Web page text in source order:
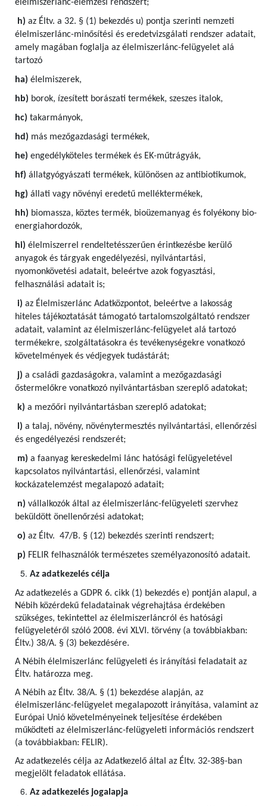
élelmiszerlánc-elemzési rendszert;
h) az Éltv. a 32. § (1) bekezdés u) pontja szerinti nemzeti
élelmiszerlánc-minősítési és eredetvizsgálati rendszer adatait,
amely magában foglalja az élelmiszerlánc-felügyelet alá
tartozó
ha) élelmiszerek,
hb) borok, ízesített borászati termékek, szeszes italok,
hc) takarmányok,
hd) más mezőgazdasági termékek,
he) engedélyköteles termékek és EK-műtrágyák,
hf) állatgyógyászati termékek, különösen az antibiotikumok,
hg) állati vagy növényi eredetű melléktermékek,
hh) biomassza, köztes termék, bioüzemanyag és folyékony bio-
energiahordozók,
hi) élelmiszerrel rendeltetésszerűen érintkezésbe kerülő
anyagok és tárgyak engedélyezési, nyilvántartási,
nyomonkövetési adatait, beleértve azok fogyasztási,
felhasználási adatait is;
i) az Élelmiszerlánc Adatközpontot, beleértve a lakosság
hiteles tájékoztatását támogató tartalomszolgáltató rendszer
adatait, valamint az élelmiszerlánc-felügyelet alá tartozó
termékekre, szolgáltatásokra és tevékenységekre vonatkozó
követelmények és védjegyek tudástárát;
j) a családi gazdaságokra, valamint a mezőgazdasági
őstermelőkre vonatkozó nyilvántartásban szereplő adatokat;
k) a mezőőri nyilvántartásban szereplő adatokat;
l) a talaj, növény, növénytermesztés nyilvántartási, ellenőrzési
és engedélyezési rendszerét;
m) a faanyag kereskedelmi lánc hatósági felügyeletével
kapcsolatos nyilvántartási, ellenőrzési, valamint
kockázatelemzést megalapozó adatait;
n) vállalkozók által az élelmiszerlánc-felügyeleti szervhez
beküldött önellenőrzési adatokat;
o) az Éltv. 47/B. § (12) bekezdés szerinti rendszert;
p) FELIR felhasználók természetes személyazonosító adatait.
Az adatkezelés célja
Az adatkezelés a GDPR 6. cikk (1) bekezdés e) pontján alapul, a
Nébih közérdekű feladatainak végrehajtása érdekében
szükséges, tekintettel az élelmiszerláncról és hatósági
felügyeletéről szóló 2008. évi XLVI. törvény (a továbbiakban:
Éltv.) 38/A. § (3) bekezdésére.
A Nébih élelmiszerlánc felügyeleti és irányítási feladatait az
Éltv. határozza meg.
A Nébih az Éltv. 38/A. § (1) bekezdése alapján, az
élelmiszerlánc-felügyelet megalapozott irányítása, valamint az
Európai Unió követelményeinek teljesítése érdekében
működteti az élelmiszerlánc-felügyeleti információs rendszert
(a továbbiakban: FELIR).
Az adatkezelés célja az Adatkezelő által az Éltv. 32-38§-ban
megjelölt feladatok ellátása.
Az adatkezelés jogalapja